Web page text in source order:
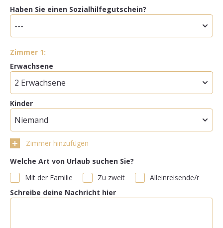
Haben Sie einen Sozialhilfegutschein?
Zimmer 1:
Erwachsene
Kinder
Zimmer hinzufügen
Welche Art von Urlaub suchen Sie?
Mit der Familie
Zu zweit
Alleinreisende/r
Schreibe deine Nachricht hier